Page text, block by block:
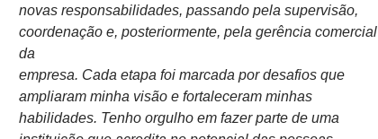
novas responsabilidades, passando pela supervisão,
coordenação e, posteriormente, pela gerência comercial
da
empresa. Cada etapa foi marcada por desafios que
ampliaram minha visão e fortaleceram minhas
habilidades. Tenho orgulho em fazer parte de uma